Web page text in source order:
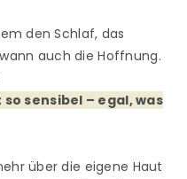
den Schlaf, das
auch die Hoffnung.
sensibel – egal, was
über die eigene Haut